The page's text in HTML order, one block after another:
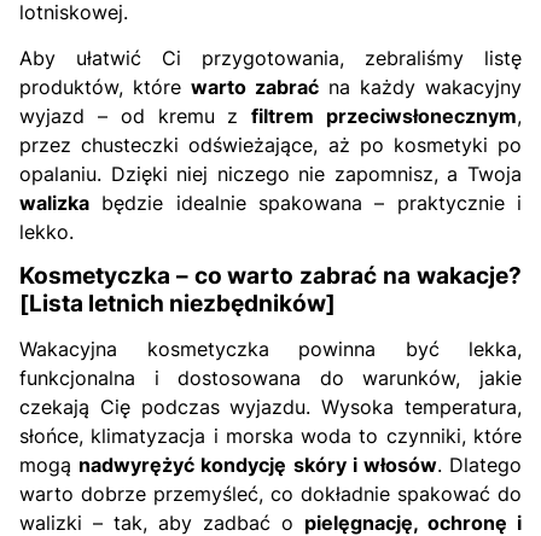
lotniskowej.
Aby ułatwić Ci przygotowania, zebraliśmy listę
produktów, które warto zabrać na każdy wakacyjny
wyjazd – od kremu zfiltrem przeciwsłonecznym,
przez chusteczki odświeżające, aż po kosmetyki po
opalaniu. Dzięki niej niczego nie zapomnisz, a Twoja
walizka będzie idealnie spakowana – praktycznie i
lekko.
Kosmetyczka – co warto zabrać na wakacje?
[Lista letnich niezbędników]
Wakacyjna kosmetyczka powinna być lekka,
funkcjonalna i dostosowana do warunków, jakie
czekają Cię podczas wyjazdu. Wysoka temperatura,
słońce, klimatyzacja i morska woda to czynniki, które
mogą nadwyrężyć kondycję skóry i włosów. Dlatego
warto dobrze przemyśleć, co dokładnie spakować do
walizki – tak, aby zadbać o pielęgnację, ochronę i